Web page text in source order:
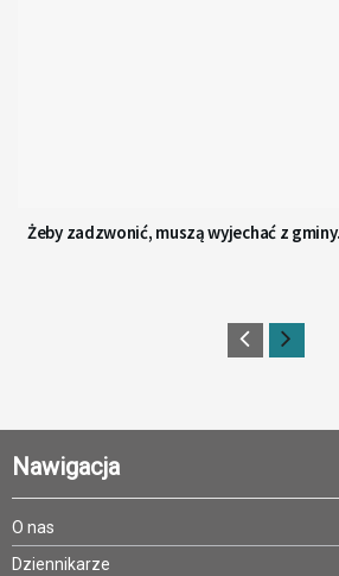
Żeby zadzwonić, muszą wyjechać z
Nawigacja
O nas
Dziennikarze